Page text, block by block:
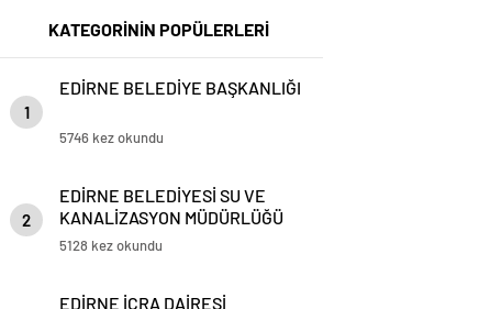
KATEGORİNİN POPÜLERLERİ
1
EDİRNE BELEDİYE BAŞKANLIĞI
5746 kez okundu
2
EDİRNE BELEDİYESİ SU VE
KANALİZASYON MÜDÜRLÜĞÜ
5128 kez okundu
EDİRNE İCRA DAİRESİ